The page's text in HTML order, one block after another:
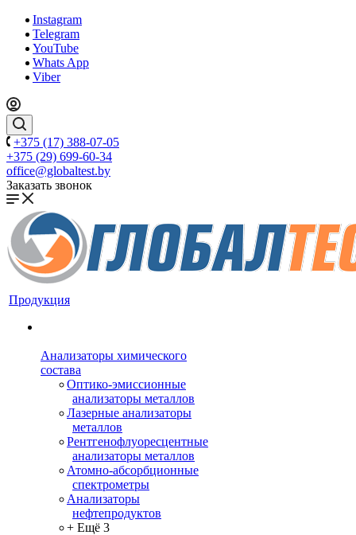
Instagram
Telegram
YouTube
Whats App
Viber
+375 (17) 388-07-05
+375 (29) 699-60-34
office@globaltest.by
Заказать звонок
Продукция
Анализаторы химического
состава
Оптико-эмиссионные
анализаторы металлов
Лазерные анализаторы
металлов
Рентгенофлуоресцентные
анализаторы металлов
Атомно-абсорбционные
спектрометры
Анализаторы
нефтепродуктов
+ Ещё 3